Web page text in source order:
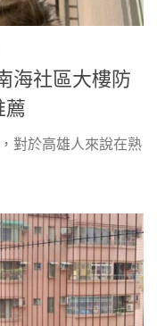
海社區大樓防
薦
對於高雄人來說在熟